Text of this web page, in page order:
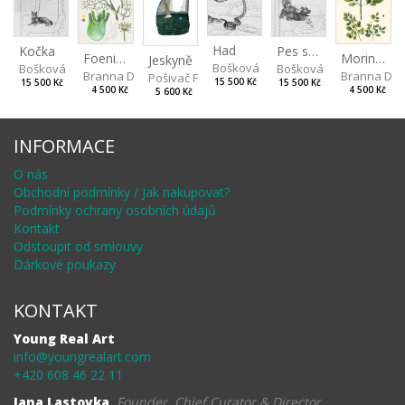
Kočka
Bošková Radka
15 500 Kč
Foeniculum
Branna Dorota
4 500 Kč
Jeskyně
Pošivač Filip
5 600 Kč
Had
Bošková Radka
15 500 Kč
Pes s medvědem
Bošková Radka
15 500 Kč
Moringa
Branna
4 500 Kč
INFORMACE
O nás
Obchodní podmínky / Jak nakupovat?
Podmínky ochrany osobních údajů
Kontakt
Odstoupit od smlouvy
Dárkové poukazy
KONTAKT
Young Real Art
info@youngrealart.com
+420 608 46 22 11